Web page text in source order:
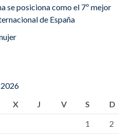
se posiciona como el 7º mejor
de España
X J V S
D
1
2